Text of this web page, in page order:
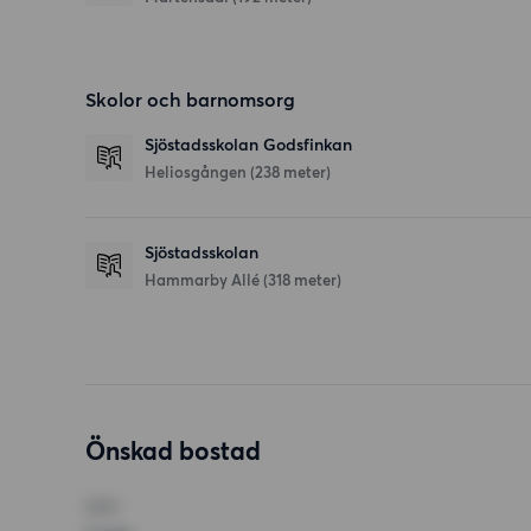
Skolor och barnomsorg
Sjöstadsskolan Godsfinkan
Heliosgången (238 meter)
Sjöstadsskolan
Hammarby Allé (318 meter)
Önskad bostad